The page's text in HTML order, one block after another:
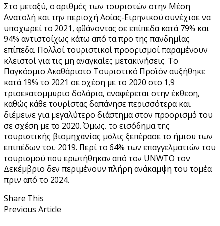
Στο μεταξύ, ο αριθμός των τουριστών στην Μέση
Ανατολή και την περιοχή Ασίας-Ειρηνικού συνέχισε να
υποχωρεί το 2021, φθάνοντας σε επίπεδα κατά 79% και
94% αντιστοίχως κάτω από τα προ της πανδημίας
επίπεδα. Πολλοί τουριστικοί προορισμοί παραμένουν
κλειστοί για τις μη αναγκαίες μετακινήσεις. Το
Παγκόσμιο Ακαθάριστο Τουριστικό Προϊόν αυξήθηκε
κατά 19% το 2021 σε σχέση με το 2020 στο 1,9
τρισεκατομμύριο δολάρια, αναφέρεται στην έκθεση,
καθώς κάθε τουρίστας δαπάνησε περισσότερα και
διέμεινε για μεγαλύτερο διάστημα στον προορισμό του
σε σχέση με το 2020. Όμως, το εισόδημα της
τουριστικής βιομηχανίας μόλις ξεπέρασε το ήμισυ των
επιπέδων του 2019. Περί το 64% των επαγγελματιών του
τουρισμού που ερωτήθηκαν από τον UNWTO τον
Δεκέμβριο δεν περιμένουν πλήρη ανάκαμψη του τομέα
πριν από το 2024.
Share This
Previous Article